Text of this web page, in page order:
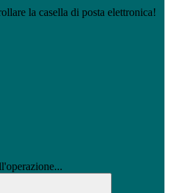
la casella di posta elettronica!